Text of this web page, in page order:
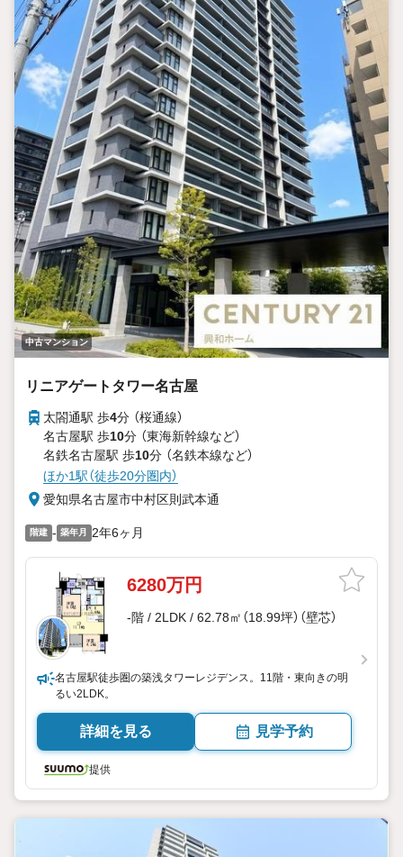
中古マンション
リニアゲートタワー名古屋
太閤通駅 歩4分 （桜通線）
名古屋駅 歩10分 （東海新幹線など）
名鉄名古屋駅 歩10分 （名鉄本線など）
ほか1駅（徒歩20分圏内）
愛知県名古屋市中村区則武本通
階建 - 築年月 2年6ヶ月
6280万円
-階 / 2LDK / 62.78㎡（18.99坪）（壁芯）
名古屋駅徒歩圏の築浅タワーレジデンス。11階・東向きの明
るい2LDK。
詳細を見る 見学予約
提供